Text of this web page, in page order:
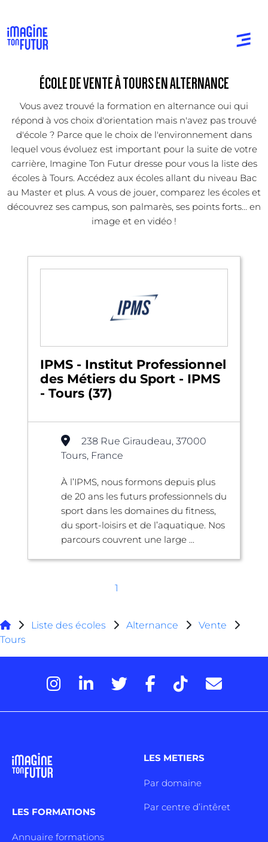
ÉCOLE DE VENTE À TOURS EN ALTERNANCE
Vous avez trouvé la formation en alternance oui qui
répond à vos choix d'orientation mais n'avez pas trouvé
d'école ? Parce que le choix de l'environnement dans
lequel vous évoluez est important pour la suite de votre
carrière, Imagine Ton Futur dresse pour vous la liste des
écoles à Tours. Accédez aux écoles allant du niveau Bac
au Master et plus. A vous de jouer, comparez les écoles et
découvrez ses campus, son palmarès, ses points forts... en
image et en vidéo !
IPMS - Institut Professionnel
des Métiers du Sport - IPMS
- Tours (37)
238 Rue Giraudeau, 37000
Tours, France
À l’IPMS, nous formons depuis plus
de 20 ans les futurs professionnels du
sport dans les domaines du fitness,
du sport-loisirs et de l’aquatique. Nos
parcours couvrent une large ...
1
Liste des écoles Alternance
Vente
Tours
LES FORMATIONS
Annuaire formations
LES METIERS
Par domaine
Par centre d’intêret